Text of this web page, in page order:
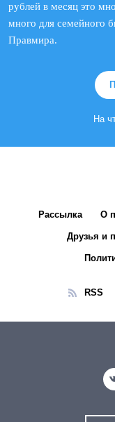
рублей в месяц это
много для семейного
Правмира.
На
Рассылка О
Друзья и
RSS